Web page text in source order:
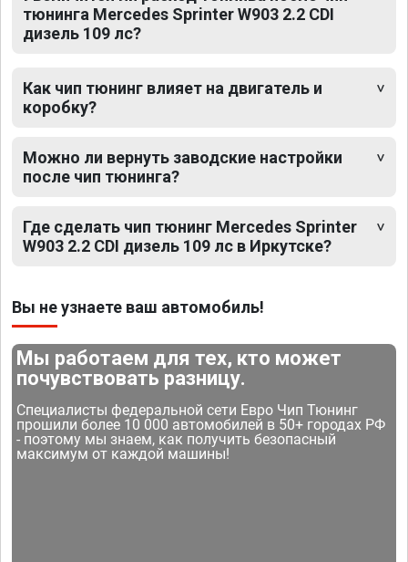
тюнинга Mercedes Sprinter W903 2.2 CDI
дизель 109 лс?
Как чип тюнинг влияет на двигатель и
коробку?
Можно ли вернуть заводские настройки
после чип тюнинга?
Где сделать чип тюнинг Mercedes Sprinter
W903 2.2 CDI дизель 109 лс в Иркутске?
Вы не узнаете ваш автомобиль!
Мы работаем для тех, кто может
почувствовать разницу.
Специалисты федеральной сети Евро Чип Тюнинг
прошили более 10 000 автомобилей в 50+ городах РФ
- поэтому мы знаем, как получить безопасный
максимум от каждой машины!